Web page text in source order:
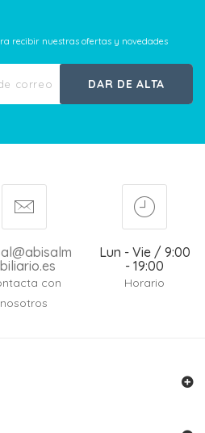
recibir nuestras ofertas y novedades
DAR DE ALTA
con
nosotros
Lun - Vie / 9:00
- 19:00
Horario